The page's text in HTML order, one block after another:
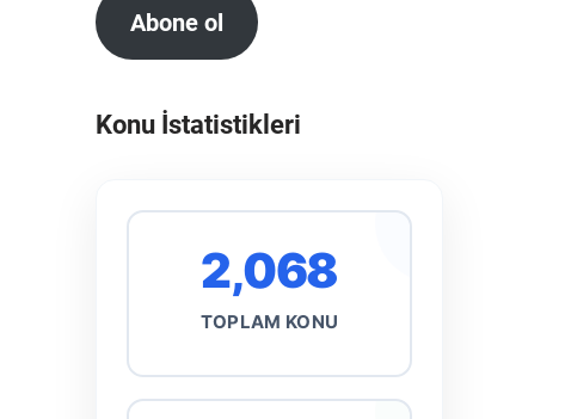
Abone ol
Konu İstatistikleri
2,068
TOPLAM KONU